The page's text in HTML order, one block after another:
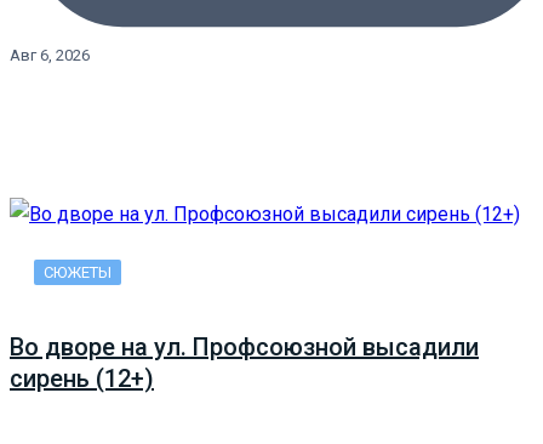
Авг 6, 2026
СЮЖЕТЫ
Во дворе на ул. Профсоюзной высадили
сирень (12+)